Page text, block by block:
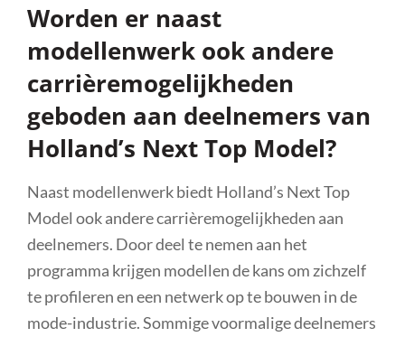
Worden er naast
modellenwerk ook andere
carrièremogelijkheden
geboden aan deelnemers van
Holland’s Next Top Model?
Naast modellenwerk biedt Holland’s Next Top
Model ook andere carrièremogelijkheden aan
deelnemers. Door deel te nemen aan het
programma krijgen modellen de kans om zichzelf
te profileren en een netwerk op te bouwen in de
mode-industrie. Sommige voormalige deelnemers